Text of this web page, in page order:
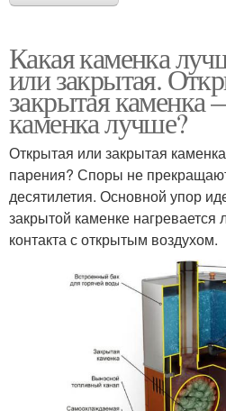
Какая каменка
или закрытая.
закрытая каменка
каменка лучше?
Открытая или закрытая
парения? Споры не
десятилетия. Основной упор
закрытой каменке нагревается
контакта с открытым воздухом.